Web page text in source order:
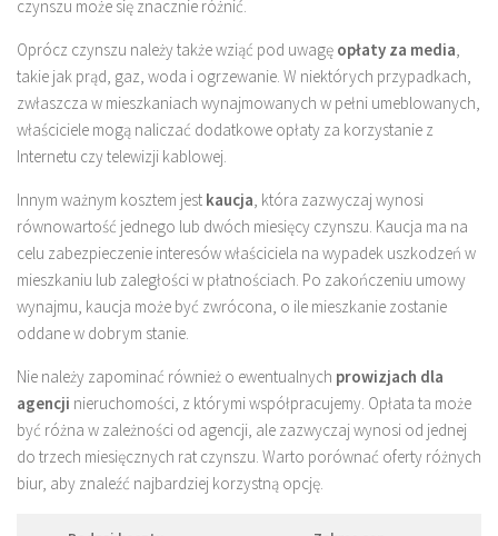
czynszu może się znacznie różnić.
Oprócz czynszu należy także wziąć pod uwagę opłaty za media
takie jak prąd, gaz, woda i ogrzewanie. W niektórych przypadkach,
zwłaszcza w mieszkaniach wynajmowanych w pełni umeblowanych,
właściciele mogą naliczać dodatkowe opłaty za korzystanie z
Internetu czy telewizji kablowej.
Innym ważnym kosztem jest kaucja , która zazwyczaj wynosi
równowartość jednego lub dwóch miesięcy czynszu. Kaucja ma na
celu zabezpieczenie interesów właściciela na wypadek uszkodzeń w
mieszkaniu lub zaległości w płatnościach. Po zakończeniu umowy
wynajmu, kaucja może być zwrócona, o ile mieszkanie zostanie
oddane w dobrym stanie.
Nie należy zapominać również o ewentualnych prowizjach dla
agencji nieruchomości, z którymi współpracujemy. Opłata ta może
być różna w zależności od agencji, ale zazwyczaj wynosi od jednej
do trzech miesięcznych rat czynszu. Warto porównać oferty różnych
biur, aby znaleźć najbardziej korzystną opcję.